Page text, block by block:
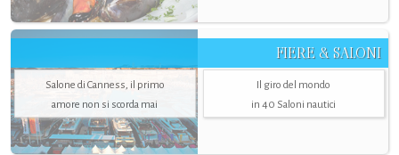
FIERE & SALONI
Salone di Canness, il primo
amore non si scorda mai
Il giro del mondo
in 40 Saloni nautici